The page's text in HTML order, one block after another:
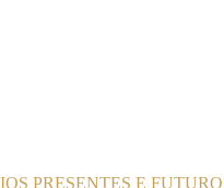
PRESENTES E